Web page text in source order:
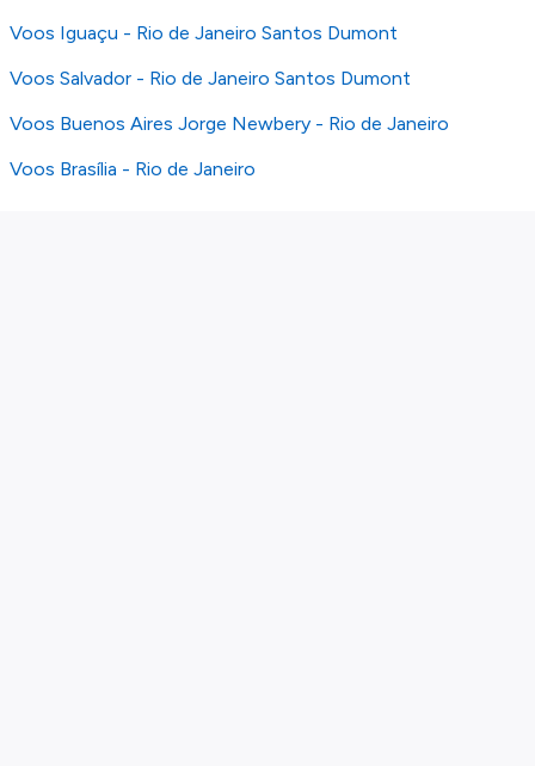
Voos Iguaçu - Rio de Janeiro Santos Dumont
Voos Salvador - Rio de Janeiro Santos Dumont
Voos Buenos Aires Jorge Newbery - Rio de Janeiro
Voos Brasília - Rio de Janeiro